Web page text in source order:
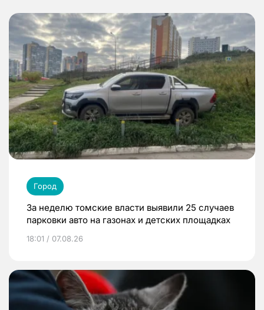
Город
За неделю томские власти выявили 25 случаев
парковки авто на газонах и детских площадках
18:01 / 07.08.26